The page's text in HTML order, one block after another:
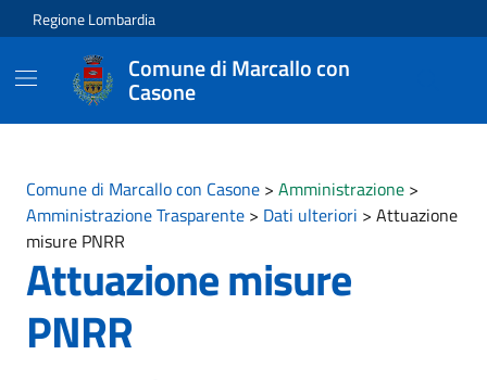
Vai ai contenuti
Vai al footer
Regione Lombardia
Comune di Marcallo con
Casone
Comune di Marcallo con Casone > Amministrazione >
Amministrazione Trasparente > Dati ulteriori > Attuazione
misure PNRR
Attuazione misure
PNRR